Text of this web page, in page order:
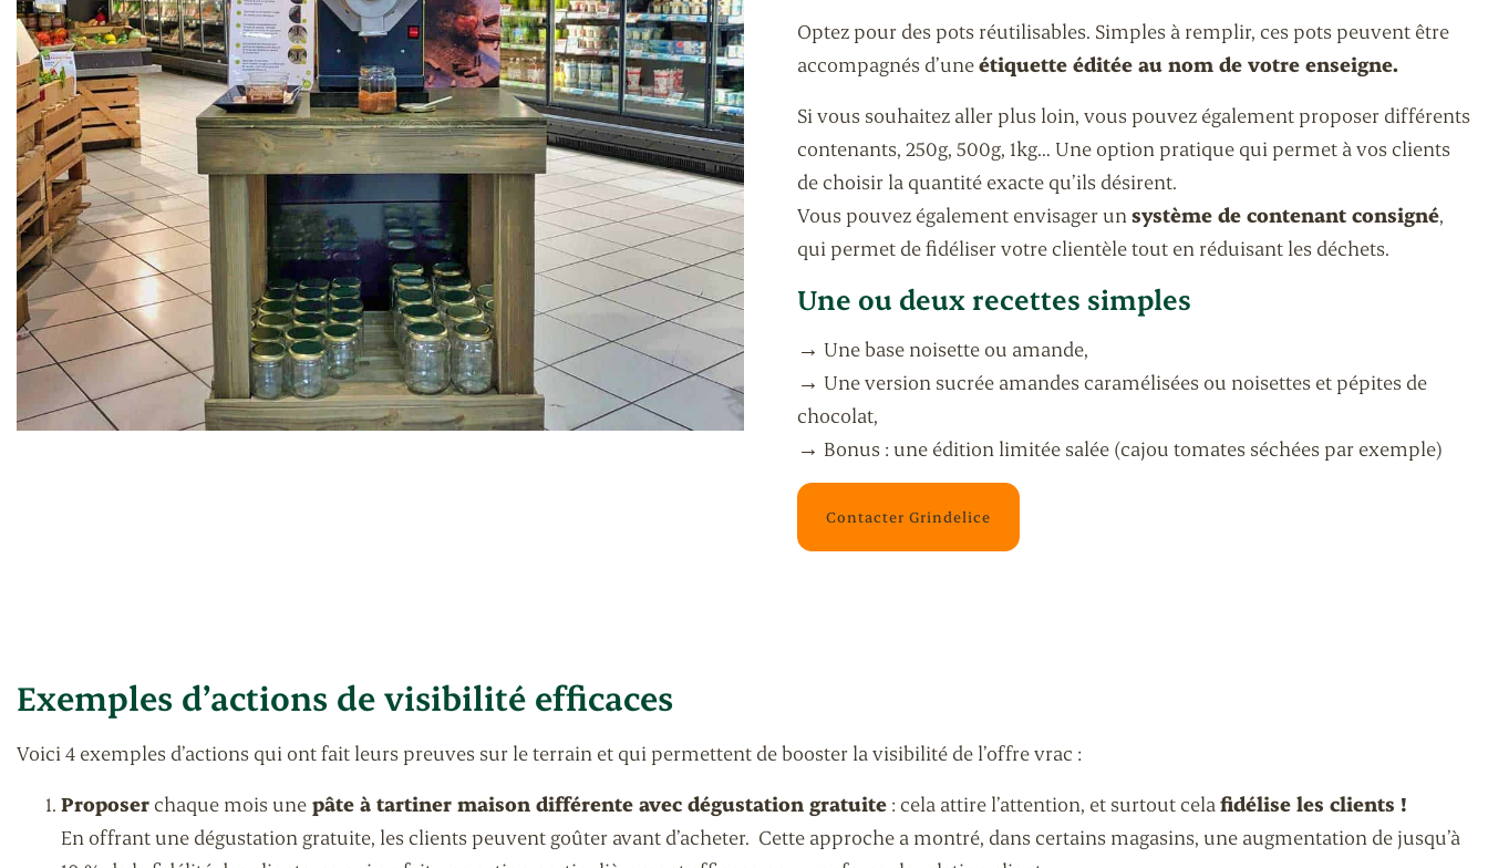
Optez pour des pots réutilisables. Simples à remplir, ces pots peuvent être
accompagnés d’uneétiquette éditée au nom de votre enseigne.
Si vous souhaitez aller plus loin, vous pouvez également proposer différents
contenants, 250g, 500g, 1kg… Une option pratique qui permet à vos clients
de choisir la quantité exacte qu’ils désirent.
Vous pouvez également envisager un système de contenant consigné
qui permet de fidéliser votre clientèle tout en réduisant les déchets.
Une ou deux recettes simples
→ Une base noisette ou amande,
→ Une version sucrée amandes caramélisées ou noisettes et pépites de
chocolat,
→ Bonus : une édition limitée salée (cajou tomates séchées par exemple)
Contacter Grindelice
Exemples d’actions de visibilité efficaces
Voici 4 exemples d’actions qui ont fait leurs preuves sur le terrain et qui permettent de booster la visibilité de l’offre vrac :
Proposerchaque mois une pâte à tartiner maison différente avec dégustation gratuite : cela attire l’attention, et surtout cela fidélise les clients !
En offrant une dégustation gratuite, les clients peuvent goûter avant d’acheter. Cette approche a montré, dans certains magasins, une augmentation de jusqu’à